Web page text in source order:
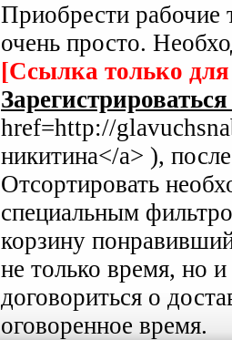
Приобрести рабочие
очень просто.
[Ссылка только для
href=http://
никитина</a> ),
Отсортировать
специальным
корзину
не только время, но
договориться о
оговоренное время.